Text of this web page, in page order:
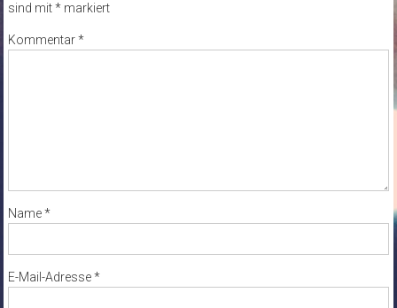
sind mit*markiert
Kommentar*
Name*
E-Mail-Adresse*